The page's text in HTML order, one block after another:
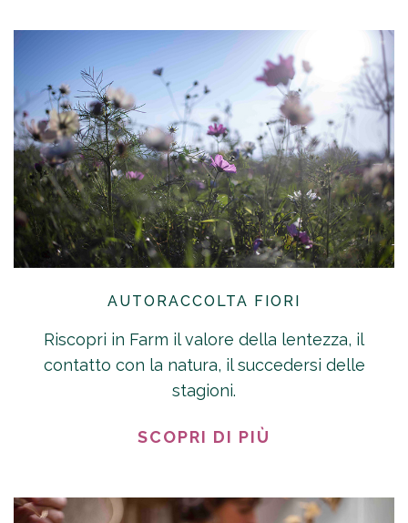
AUTORACCOLTA FIORI
Riscopri in Farm il valore della lentezza, il
contatto con la natura, il succedersi delle
stagioni.
SCOPRI DI PIÙ